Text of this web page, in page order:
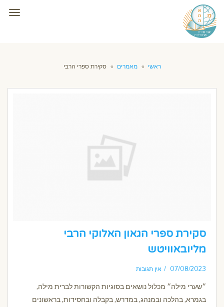
ראשי » מאמרים » סקירת ספרי הרבי
סקירת ספרי הגאון האלוקי הרבי
מליובאוויטש
07/08/2023 אין תגובות
״שערי מילה״ מכלול נושאים בסוגיות הקשורות לברית מילה,
בגמרא, בהלכה ובמנהג, במדרש, בקבלה ובחסידות, בראשונים